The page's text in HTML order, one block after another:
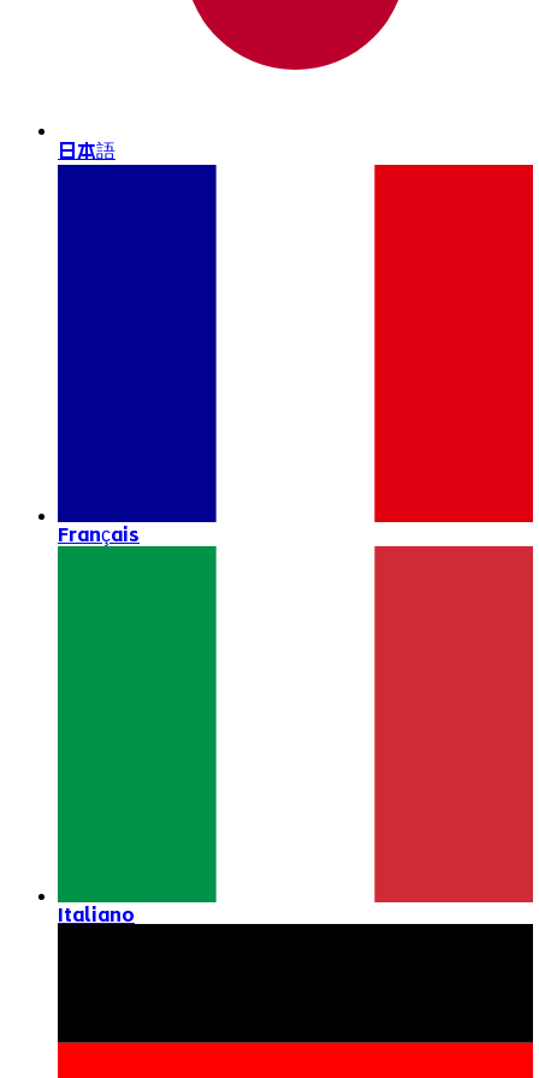
日本語
Français
Italiano